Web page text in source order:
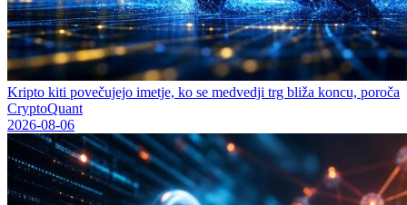
Kripto kiti povečujejo imetje, ko se medvedji trg bliža koncu, poroča
CryptoQuant
2026-08-06